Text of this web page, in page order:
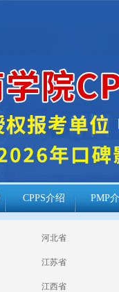
CPPS介绍 PMP
河北省
江苏省
江西省